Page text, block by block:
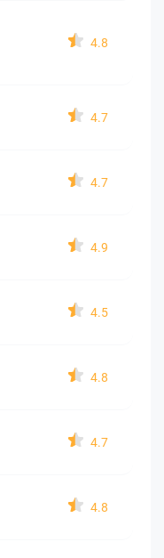
4.8
4.7
4.7
4.9
4.5
4.8
4.7
4.8